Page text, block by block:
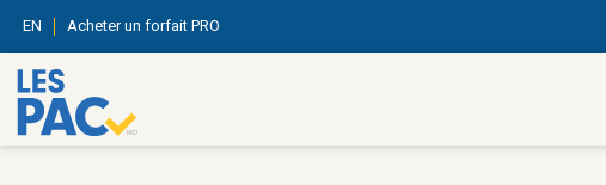
EN Acheter un forfait PRO